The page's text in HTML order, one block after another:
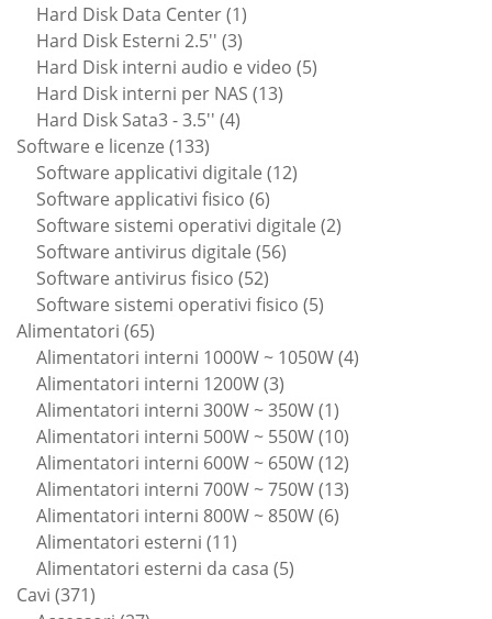
prodotti
Hard Disk Data Center 11
prodotto
Hard Disk Esterni 2.5'' 33
prodotti
Hard Disk interni audio e video 55
Hard Disk interni per NAS 1313
Hard Disk Sata3 - 3.5'' 44
Software e licenze 133133
prodotti
Software applicativi digitale 1212
Software applicativi fisico 66
prodotti
Software sistemi operativi digitale 22
Software antivirus digitale 5656
Software antivirus fisico 5252
prodotti
Software sistemi operativi fisico 55
Alimentatori 6565
prodotti
Alimentatori interni 1000W ~ 1050W 44
Alimentatori interni 1200W 33
prodotti
Alimentatori interni 300W ~ 350W 11
prodotto
Alimentatori interni 500W ~ 550W 1010
prodotti
Alimentatori interni 600W ~ 650W 1212
prodotti
Alimentatori interni 700W ~ 750W 1313
Alimentatori interni 800W ~ 850W 66
Alimentatori esterni 1111
prodotti
Alimentatori esterni da casa 55
Cavi 371371